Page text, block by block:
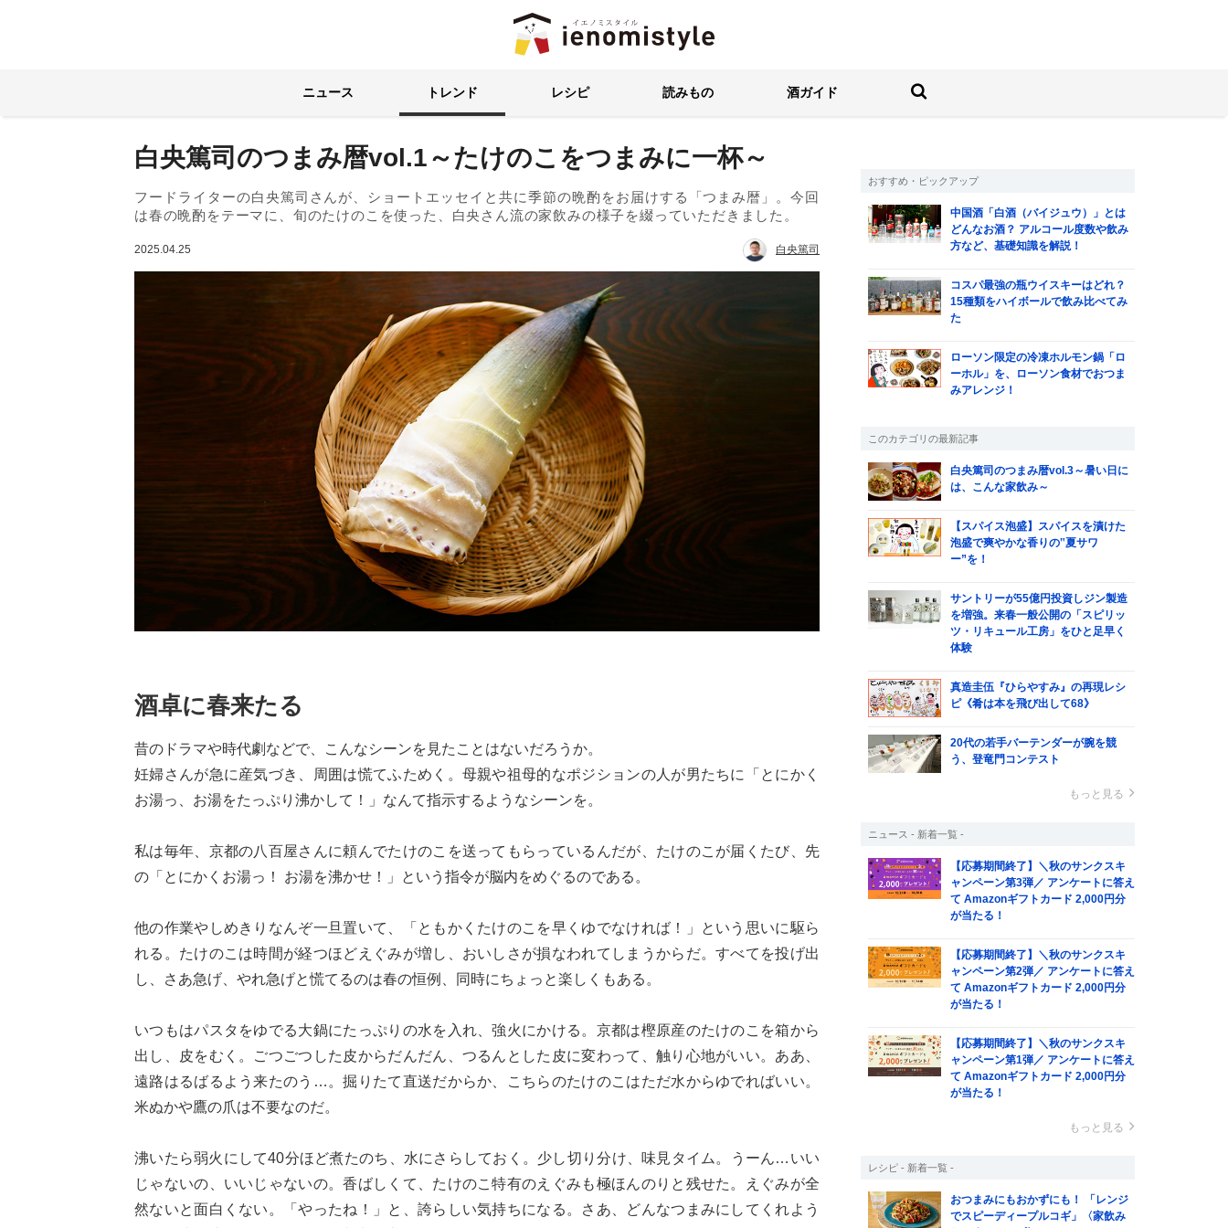
イエノミスタイル 家飲みを楽しむ人の情報サイト
ニュース トレンド レシピ 読みもの 酒ガイド 検索する
白央篤司のつまみ暦vol.1～たけのこをつまみに一杯～
フードライターの白央篤司さんが、ショートエッセイと共に季節の晩酌をお届けする「つまみ暦」。今回
は春の晩酌をテーマに、旬のたけのこを使った、白央さん流の家飲みの様子を綴っていただきました。
2025.04.25 白央篤司
酒卓に春来たる
昔のドラマや時代劇などで、こんなシーンを見たことはないだろうか。
妊婦さんが急に産気づき、周囲は慌てふためく。母親や祖母的なポジションの人が男たちに「とにかく
お湯っ、お湯をたっぷり沸かして！」なんて指示するようなシーンを。
私は毎年、京都の八百屋さんに頼んでたけのこを送ってもらっているんだが、たけのこが届くたび、先
の「とにかくお湯っ！ お湯を沸かせ！」という指令が脳内をめぐるのである。
他の作業やしめきりなんぞ一旦置いて、「ともかくたけのこを早くゆでなければ！」という思いに駆ら
れる。たけのこは時間が経つほどえぐみが増し、おいしさが損なわれてしまうからだ。すべてを投げ出
し、さあ急げ、やれ急げと慌てるのは春の恒例、同時にちょっと楽しくもある。
いつもはパスタをゆでる大鍋にたっぷりの水を入れ、強火にかける。京都は樫原産のたけのこを箱から
出し、皮をむく。ごつごつした皮からだんだん、つるんとした皮に変わって、触り心地がいい。ああ、
遠路はるばるよう来たのう…。掘りたて直送だからか、こちらのたけのこはただ水からゆでればいい。
米ぬかや鷹の爪は不要なのだ。
沸いたら弱火にして40分ほど煮たのち、水にさらしておく。少し切り分け、味見タイム。うーん…いい
じゃないの、いいじゃないの。香ばしくて、たけのこ特有のえぐみも極ほんのりと残せた。えぐみが全
然ないと面白くない。「やったね！」と、誇らしい気持ちになる。さあ、どんなつまみにしてくれよう
おすすめ・ピックアップ
中国酒「白酒（バイジュウ）」とは
どんなお酒？ アルコール度数や飲み
方など、基礎知識を解説！
コスパ最強の瓶ウイスキーはどれ？
15種類をハイボールで飲み比べてみ
た
ローソン限定の冷凍ホルモン鍋「ロ
ーホル」を、ローソン食材でおつま
みアレンジ！
このカテゴリの最新記事
白央篤司のつまみ暦vol.3～暑い日に
は、こんな家飲み～
【スパイス泡盛】スパイスを漬けた
泡盛で爽やかな香りの‟夏サワ
ー”を！
サントリーが55億円投資しジン製造
を増強。来春一般公開の「スピリッ
ツ・リキュール工房」をひと足早く
体験
真造圭伍『ひらやすみ』の再現レシ
ピ《肴は本を飛び出して68》
20代の若手バーテンダーが腕を競
う、登竜門コンテスト
もっと見る
ニュース - 新着一覧 -
【応募期間終了】＼秋のサンクスキ
ャンペーン第3弾／ アンケートに答え
て Amazonギフトカード 2,000円分
が当たる！
【応募期間終了】＼秋のサンクスキ
ャンペーン第2弾／ アンケートに答え
て Amazonギフトカード 2,000円分
が当たる！
【応募期間終了】＼秋のサンクスキ
ャンペーン第1弾／ アンケートに答え
て Amazonギフトカード 2,000円分
が当たる！
もっと見る
レシピ - 新着一覧 -
おつまみにもおかずにも！ 「レンジ
でスピーディープルコギ」〈家飲み